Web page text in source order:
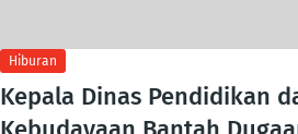
Hiburan
Kepala Dinas Pendidikan